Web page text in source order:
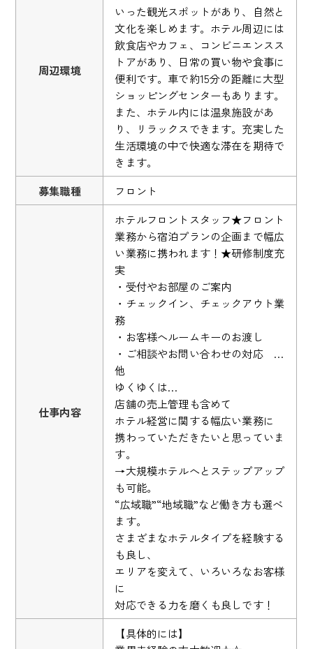
周辺環境
いった観光スポットがあり、自然と
文化を楽しめます。ホテル周辺には
飲食店やカフェ、コンビニエンスス
トアがあり、日常の買い物や食事に
便利です。車で約15分の距離に大型
ショッピングセンターもあります。
また、ホテル内には温泉施設があ
り、リラックスできます。充実した
生活環境の中で快適な滞在を期待で
きます。
募集職種
フロント
仕事内容
ホテルフロントスタッフ★フロント
業務から宿泊プランの企画まで幅広
い業務に携われます！★研修制度充
実
・受付やお部屋のご案内
・チェックイン、チェックアウト業
務
・お客様へルームキーのお渡し
・ご相談やお問い合わせの対応 …
他
ゆくゆくは…
店舗の売上管理も含めて
ホテル経営に関する幅広い業務に
携わっていただきたいと思っていま
す。
→大規模ホテルへとステップアップ
も可能。
“広域職”“地域職”など働き方も選べ
ます。
さまざまなホテルタイプを経験する
も良し、
エリアを変えて、いろいろなお客様
に
対応できる力を磨くも良しです！
【具体的には】